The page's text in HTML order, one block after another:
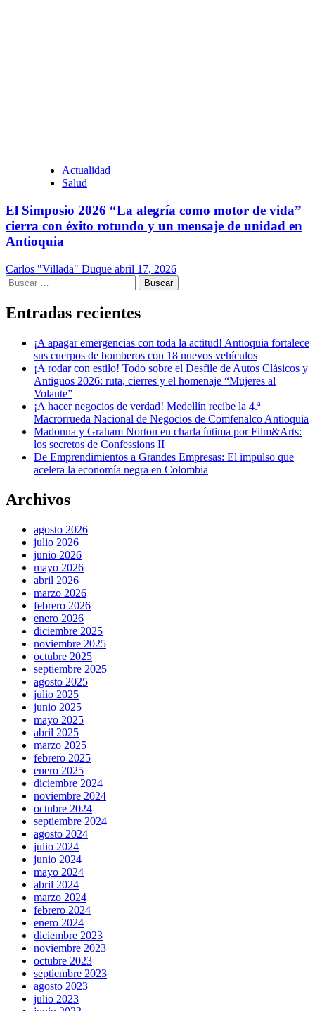
Actualidad
Salud
El Simposio 2026 “La alegría como motor de vida”
cierra con éxito rotundo y un mensaje de unidad en
Antioquia
Carlos "Villada" Duque abril 17, 2026
Buscar:
Entradas recientes
¡A apagar emergencias con toda la actitud! Antioquia fortalece
sus cuerpos de bomberos con 18 nuevos vehículos
¡A rodar con estilo! Todo sobre el Desfile de Autos Clásicos y
Antiguos 2026: ruta, cierres y el homenaje “Mujeres al
Volante”
¡A hacer negocios de verdad! Medellín recibe la 4.ª
Macrorrueda Nacional de Negocios de Comfenalco Antioquia
Madonna y Graham Norton en charla íntima por Film&Arts:
los secretos de Confessions II
De Emprendimientos a Grandes Empresas: El impulso que
acelera la economía negra en Colombia
Archivos
agosto 2026
julio 2026
junio 2026
mayo 2026
abril 2026
marzo 2026
febrero 2026
enero 2026
diciembre 2025
noviembre 2025
octubre 2025
septiembre 2025
agosto 2025
julio 2025
junio 2025
mayo 2025
abril 2025
marzo 2025
febrero 2025
enero 2025
diciembre 2024
noviembre 2024
octubre 2024
septiembre 2024
agosto 2024
julio 2024
junio 2024
mayo 2024
abril 2024
marzo 2024
febrero 2024
enero 2024
diciembre 2023
noviembre 2023
octubre 2023
septiembre 2023
agosto 2023
julio 2023